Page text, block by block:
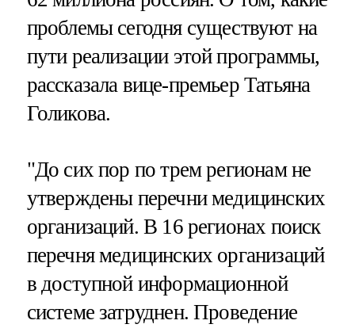
проблемы сегодня существуют на
пути реализации этой программы,
рассказала вице-премьер Татьяна
Голикова.
"До сих пор по трем регионам не
утверждены перечни медицинских
организаций. В 16 регионах поиск
перечня медицинских организаций
в доступной информационной
системе затруднен. Проведение